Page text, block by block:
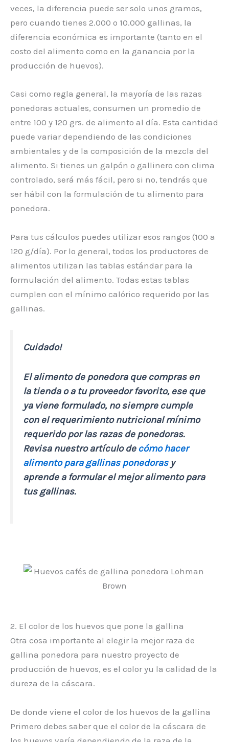
veces, la diferencia puede ser solo unos gramos,
pero cuando tienes 2.000 o 10.000 gallinas, la
diferencia económica es importante (tanto en el
costo del alimento como en la ganancia por la
producción de huevos).
Casi como regla general, la mayoría de las razas
ponedoras actuales, consumen un promedio de
entre 100 y 120 grs. de alimento al día. Esta cantidad
puede variar dependiendo de las condiciones
ambientales y de la composición de la mezcla del
alimento. Si tienes un galpón o gallinero con clima
controlado, será más fácil, pero si no, tendrás que
ser hábil con la formulación de tu alimento para
ponedora.
Para tus cálculos puedes utilizar esos rangos (100 a
120 g/día). Por lo general, todos los productores de
alimentos utilizan las tablas estándar para la
formulación del alimento. Todas estas tablas
cumplen con el mínimo calórico requerido por las
gallinas.
Cuidado!
El alimento de ponedora que compras en
la tienda o a tu proveedor favorito, ese que
ya viene formulado, no siempre cumple
con el requerimiento nutricional mínimo
requerido por las razas de ponedoras.
Revisa nuestro artículo de cómo hacer
alimento para gallinas ponedorasy
aprende a formular el mejor alimento para
tus gallinas.
2. El color de los huevos que pone la gallina
Otra cosa importante al elegir la mejor raza de
gallina ponedora para nuestro proyecto de
producción de huevos, es el color yu la calidad de la
dureza de la cáscara.
De donde viene el color de los huevos de la gallina
Primero debes saber que el color de la cáscara de